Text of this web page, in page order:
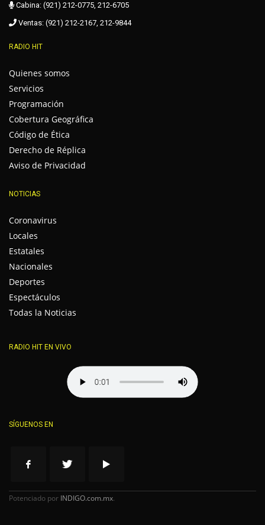
Cabina: (921) 212-0775, 212-6705
Ventas: (921) 212-2167, 212-9844
RADIO HIT
Quienes somos
Servicios
Programación
Cobertura Geográfica
Código de Ética
Derecho de Réplica
Aviso de Privacidad
NOTICIAS
Coronavirus
Locales
Estatales
Nacionales
Deportes
Espectáculos
Todas la Noticias
RADIO HIT EN VIVO
SÍGUENOS EN
Potenciado por INDIGO.com.mx.